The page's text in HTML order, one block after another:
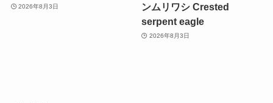
2026年8月3日
ンムリワシ Crested
serpent eagle
2026年8月3日